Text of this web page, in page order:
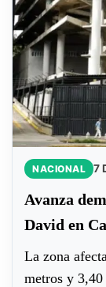
NACIONAL 7
Avanza
David en
La zona
metros y